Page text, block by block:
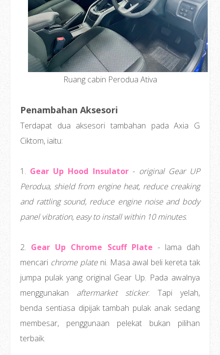
Ruang cabin Perodua Ativa
Penambahan Aksesori
Terdapat dua aksesori tambahan pada Axia G
Ciktom, iaitu:
1. Gear Up Hood Insulator- original Gear UP
Perodua, shield from engine heat, reduce creaking
and rattling sound, reduce engine noise and body
panel vibration, easy to install within 10 minutes.
2. Gear Up Chrome Scuff Plate - lama dah
mencari chrome plateni. Masa awal beli kereta tak
jumpa pulak yang original Gear Up. Pada awalnya
menggunakan aftermarket sticker. Tapi yelah,
benda sentiasa dipijak tambah pulak anak sedang
membesar, penggunaan pelekat bukan pilihan
terbaik.